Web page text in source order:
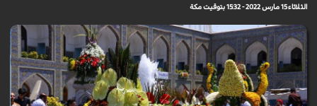
الثلاثاء 15 مارس 2022 - 15:32 بتوقيت مكة